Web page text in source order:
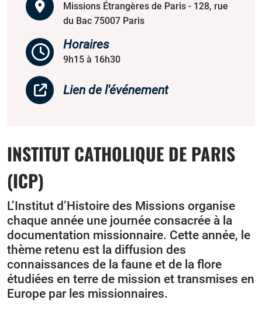
Missions Étrangères de Paris - 128, rue
du Bac 75007 Paris
Horaires
9h15 à 16h30
Lien de l'événement
INSTITUT CATHOLIQUE DE PARIS
(ICP)
L’Institut d’Histoire des Missions organise
chaque année une journée consacrée à la
documentation missionnaire. Cette année, le
thème retenu est la diffusion des
connaissances de la faune et de la flore
étudiées en terre de mission et transmises en
Europe par les missionnaires.